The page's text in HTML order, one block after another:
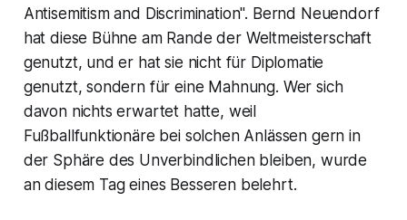
Antisemitism and Discrimination". Bernd Neuendorf
hat diese Bühne am Rande der Weltmeisterschaft
genutzt, und er hat sie nicht für Diplomatie
genutzt, sondern für eine Mahnung. Wer sich
davon nichts erwartet hatte, weil
Fußballfunktionäre bei solchen Anlässen gern in
der Sphäre des Unverbindlichen bleiben, wurde
an diesem Tag eines Besseren belehrt.